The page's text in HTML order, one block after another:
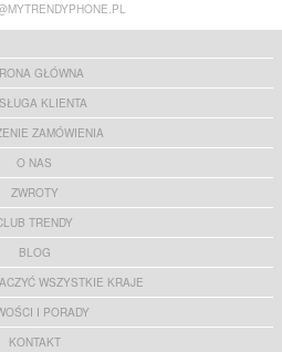
GŁÓWNA
KLIENTA
ZAMÓWIENIA
O NAS
ZWROTY
TRENDY
BLOG
WSZYSTKIE KRAJE
I PORADY
KONTAKT